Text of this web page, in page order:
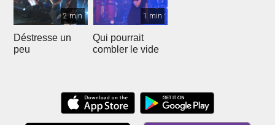
2 min
Déstresse un
peu
1 min
Qui pourrait
combler le vide